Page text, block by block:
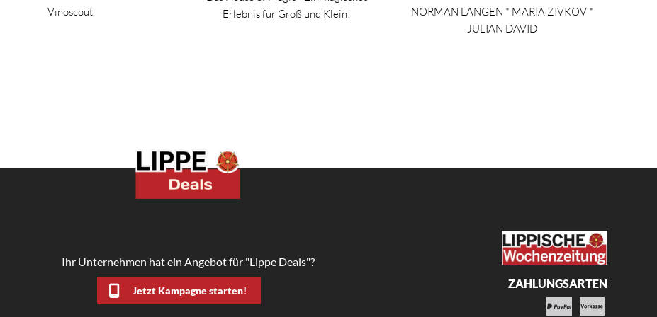
Vinoscout.
Erlebnis für Groß und Klein!
NORMAN LANGEN * MARIA ZIVKOV *
JULIAN DAVID
Ihr Unternehmen hat ein Angebot für "Lippe Deals"?
Jetzt Kampagne starten!
ZAHLUNGSARTEN